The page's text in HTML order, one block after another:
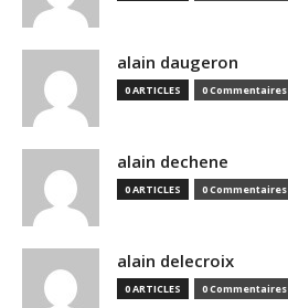
alain daugeron
0 ARTICLES 0 Commentaires
alain dechene
0 ARTICLES 0 Commentaires
alain delecroix
0 ARTICLES 0 Commentaires